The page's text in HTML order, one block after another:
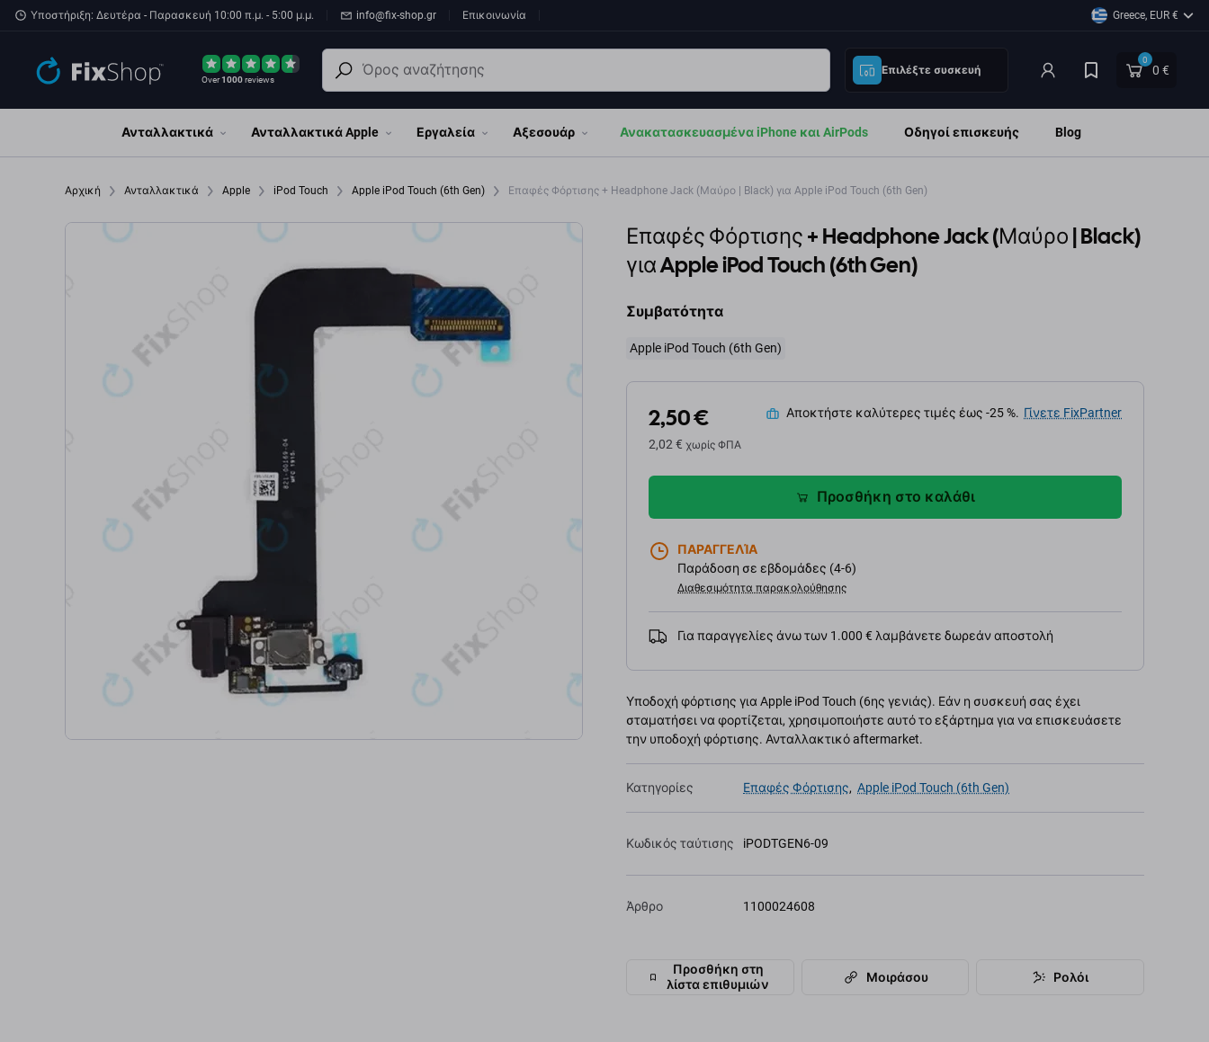
Παράβλεψη στο κύριο περιεχόμενο
Υποστήριξη: Δευτέρα - Παρασκευή 10:00 π.μ. - 5:00 μ.μ. info@fix-shop.gr Επικοινωνία Greece, EUR €
Over1000reviews
Επιλέξτε συσκευή
0
0 €
Ανταλλακτικά Ανταλλακτικά Apple Εργαλεία Αξεσουάρ Ανακατασκευασμένα iPhone και AirPods Οδηγοί επισκευής Blog
Αρχική Ανταλλακτικά Apple iPod Touch Apple iPod Touch (6th Gen) Επαφές Φόρτισης + Headphone Jack (Μαύρο | Black) για Apple iPod Touch (6th Gen)
Επαφές Φόρτισης + Headphone Jack (Μαύρο | Black)
για Apple iPod Touch (6th Gen)
Συμβατότητα
Apple iPod Touch (6th Gen)
2,50 €
2,02 € χωρίς ΦΠΑ
Αποκτήστε καλύτερες τιμές έως -25 %. Γίνετε FixPartner
Προσθήκη στο καλάθι
ΠΑΡΑΓΓΕΛΊΑ
Παράδοση σε εβδομάδες (4-6)
Διαθεσιμότητα παρακολούθησης
Για παραγγελίες άνω των 1.000 € λαμβάνετε δωρεάν αποστολή
Υποδοχή φόρτισης για Apple iPod Touch (6ης γενιάς). Εάν η συσκευή σας έχει
σταματήσει να φορτίζεται, χρησιμοποιήστε αυτό το εξάρτημα για να επισκευάσετε
την υποδοχή φόρτισης. Ανταλλακτικό aftermarket.
Κατηγορίες Επαφές Φόρτισης, Apple iPod Touch (6th Gen)
Κωδικός ταύτισης iPODTGEN6-09
Άρθρο 1100024608
Προσθήκη στη
λίστα επιθυμιών
Μοιράσου Ρολόι